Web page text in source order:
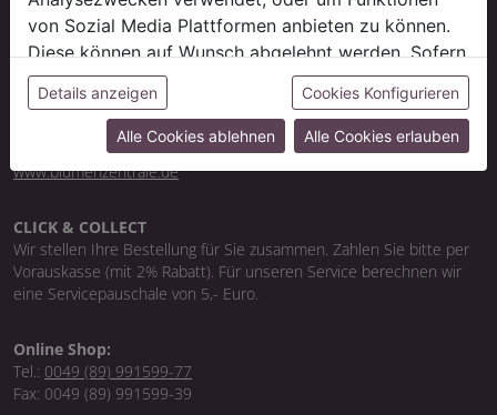
(ausgenommen evtl. anfallende Speditions-/ Sperrgutkosten).
Liefer- und Versandkosten
CASH & CARRY
Besuchen Sie unsere Abholmärkte Neben unseren Onlineangebot
finden Sie dort auch ein riesiges Sortiment an tagesaktueller Ware
und Schnittblumen.
www.blumenzentrale.de
CLICK & COLLECT
Wir stellen Ihre Bestellung für Sie zusammen. Zahlen Sie bitte per
Vorauskasse (mit 2% Rabatt). Für unseren Service berechnen wir
eine Servicepauschale von 5,- Euro.
Online Shop:
Tel.: 0049 (89) 991599-77
Fax: 0049 (89) 991599-39
von Sozial Media Plattformen anbieten zu können.
Diese können auf Wunsch abgelehnt werden. Sofern
sie unsere Webseite weiter nutzen, geben Sie
Einwilligung zu unseren Cookies.
Details anzeigen Cookies Konfigurieren
Alle Cookies ablehnen Alle Cookies erlauben